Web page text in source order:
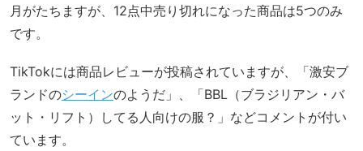
月がたちますが、12点中売り切れになった商品は5つのみ
です。
TikTokには商品レビューが投稿されていますが、「激安ブ
ランドのシーインのようだ」、「BBL（ブラジリアン・バ
ット・リフト）してる人向けの服？」などコメントが付い
ています。